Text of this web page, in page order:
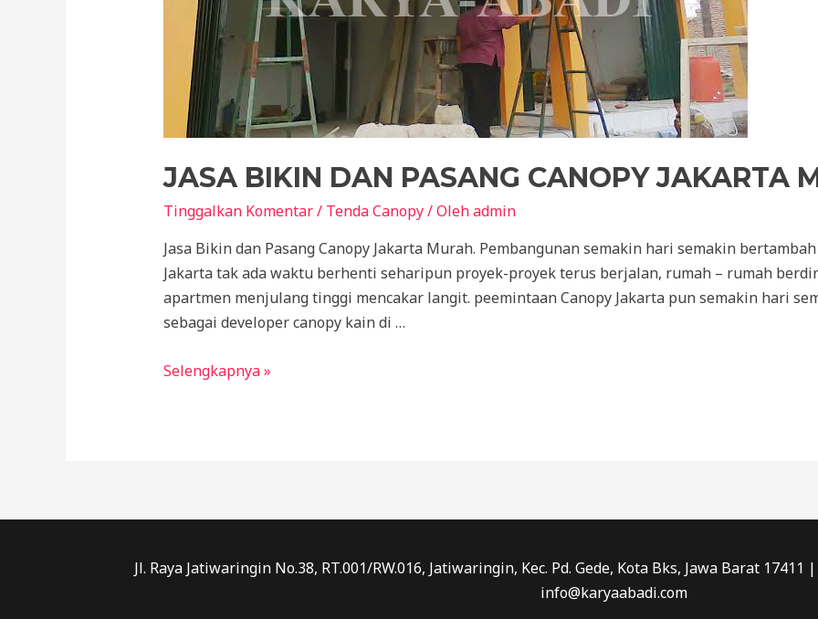
JASA BIKIN DAN PASANG CANOPY JAKARTA
Tinggalkan Komentar/ Tenda Canopy/ Olehadmin
Jasa Bikin dan Pasang Canopy Jakarta Murah. Pembangunan semakin hari semakin
Jakarta tak ada waktu berhenti seharipun proyek-proyek terus berjalan, rumah – rumah
apartmen menjulang tinggi mencakar langit. peemintaan Canopy Jakarta pun semakin hari
sebagai developer canopy kain di …
Jasa
Murah
Selengkapnya »
Jl. Raya Jatiwaringin No.38, RT.001/RW.016, Jatiwaringin, Kec. Pd. Gede, Kota Bks, Jawa Barat
info@karyaabadi.com